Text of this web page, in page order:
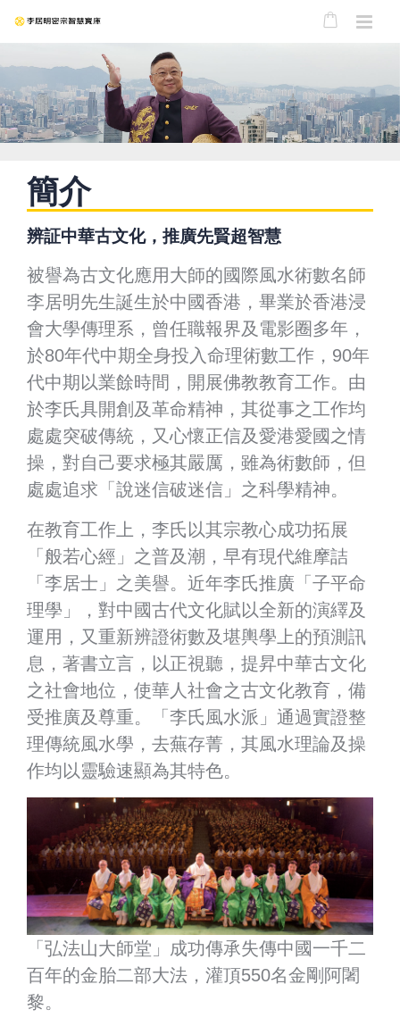
簡介
辨証中華古文化，推廣先賢超智慧
被譽為古文化應用大師的國際風水術數名師
李居明先生誕生於中國香港，畢業於香港浸
會大學傳理系，曾任職報界及電影圈多年，
於80年代中期全身投入命理術數工作，90年
代中期以業餘時間，開展佛教教育工作。由
於李氏具開創及革命精神，其從事之工作均
處處突破傳統，又心懷正信及愛港愛國之情
操，對自己要求極其嚴厲，雖為術數師，但
處處追求「說迷信破迷信」之科學精神。
在教育工作上，李氏以其宗教心成功拓展
「般若心經」之普及潮，早有現代維摩詰
「李居士」之美譽。近年李氏推廣「子平命
理學」，對中國古代文化賦以全新的演繹及
運用，又重新辨證術數及堪輿學上的預測訊
息，著書立言，以正視聽，提昇中華古文化
之社會地位，使華人社會之古文化教育，備
受推廣及尊重。「李氏風水派」通過實證整
理傳統風水學，去蕪存菁，其風水理論及操
作均以靈驗速顯為其特色。
「弘法山大師堂」成功傳承失傳中國一千二
百年的金胎二部大法，灌頂550名金剛阿闍
黎。